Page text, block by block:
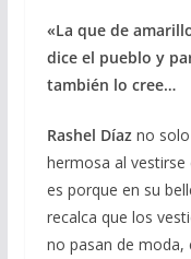
«La que de
dice el pueblo y
también lo cree…
Rashel Díaz no
hermosa al
es porque en su
recalca que los
no pasan de moda,